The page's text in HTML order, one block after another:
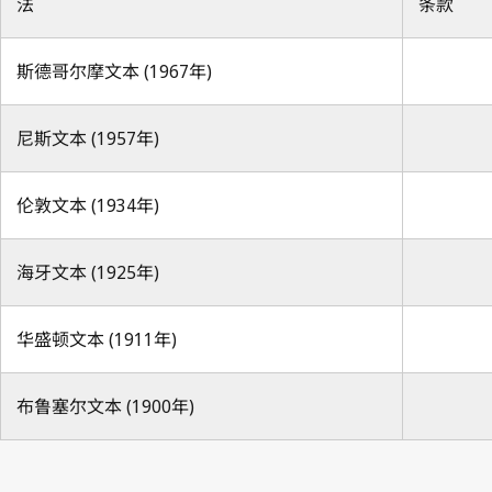
斯德哥尔摩文本 (1967年)
尼斯文本 (1957年)
伦敦文本 (1934年)
海牙文本 (1925年)
华盛顿文本 (1911年)
布鲁塞尔文本 (1900年)